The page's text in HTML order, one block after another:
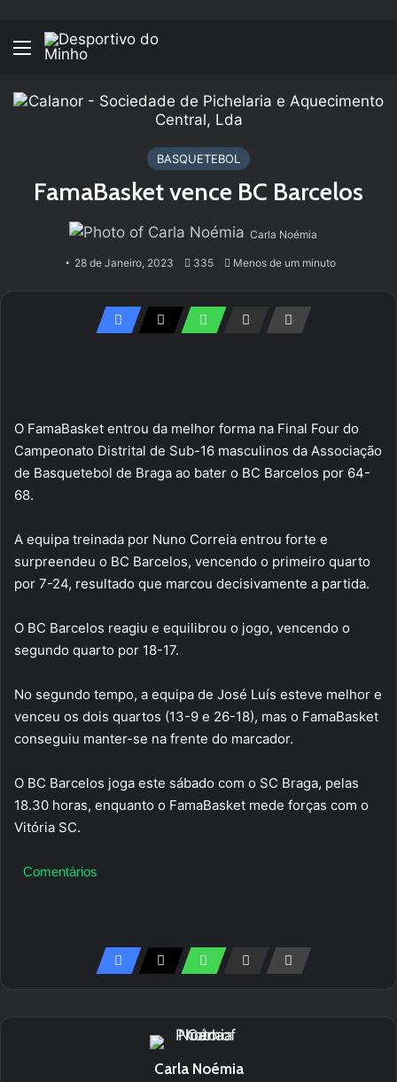
Menu
BASQUETEBOL
FamaBasket vence BC Barcelos
Carla Noémia
28 de Janeiro, 2023 335 Menos de um minuto
O FamaBasket entrou da melhor forma na Final Four do
Campeonato Distrital de Sub-16 masculinos da Associação
de Basquetebol de Braga ao bater o BC Barcelos por 64-
68.
A equipa treinada por Nuno Correia entrou forte e
surpreendeu o BC Barcelos, vencendo o primeiro quarto
por 7-24, resultado que marcou decisivamente a partida.
O BC Barcelos reagiu e equilibrou o jogo, vencendo o
segundo quarto por 18-17.
No segundo tempo, a equipa de José Luís esteve melhor e
venceu os dois quartos (13-9 e 26-18), mas o FamaBasket
conseguiu manter-se na frente do marcador.
O BC Barcelos joga este sábado com o SC Braga, pelas
18.30 horas, enquanto o FamaBasket mede forças com o
Vitória SC.
Comentários
Carla Noémia